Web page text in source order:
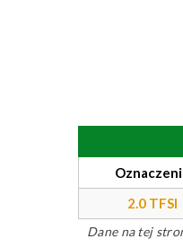
2.0 TFSI
Dane na tej